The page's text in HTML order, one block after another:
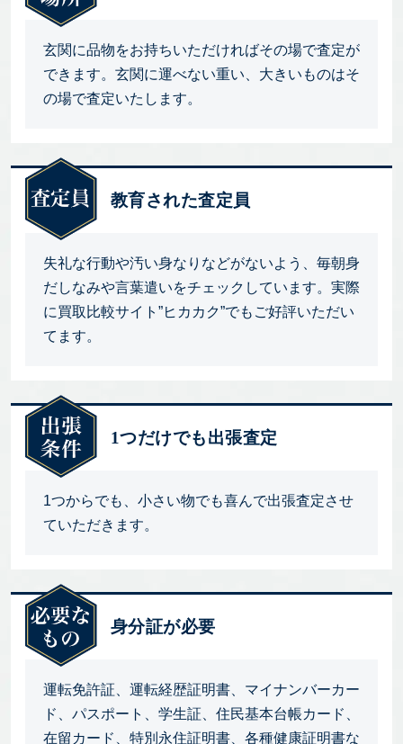
玄関に品物をお持ちいただければその場で査定が
できます。玄関に運べない重い、大きいものはそ
の場で査定いたします。
教育された査定員
失礼な行動や汚い身なりなどがないよう、毎朝身
だしなみや言葉遣いをチェックしています。実際
に買取比較サイト”ヒカカク”でもご好評いただい
てます。
1つだけでも出張査定
1つからでも、小さい物でも喜んで出張査定させ
ていただきます。
身分証が必要
運転免許証、運転経歴証明書、マイナンバーカー
ド、パスポート、学生証、住民基本台帳カード、
在留カード、特別永住証明書、各種健康証明書な